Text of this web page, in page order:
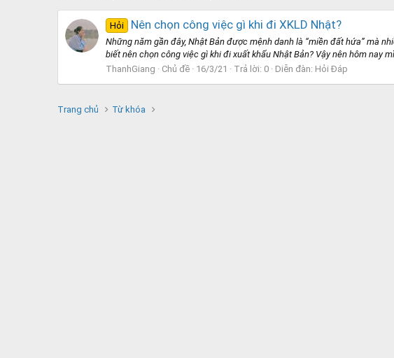
Hỏi Nên chọn công việc gì khi đi XKLD Nhật?
Những năm gần đây, Nhật Bản được mệnh danh là “miền đất hứa” mà
biết nên chọn công việc gì khi đi xuất khẩu Nhật Bản? Vậy nên hôm nay
ThanhGiang
Chủ đề 16/3/21 Trả lời: 0 Diễn đàn: Hỏi Đáp
Trang chủ Từ khóa